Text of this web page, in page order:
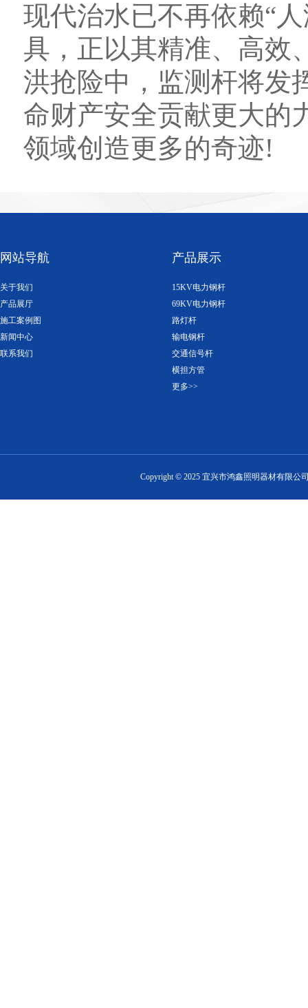
现代治水已不再依赖“
具，正以其精准、高效
洪抢险中，监测杆将发
命财产安全贡献更大的
领域创造更多的奇迹!
网站导航
关于我们
产品展厅
施工案例图
新闻中心
联系我们
产品展示
15KV电力钢杆
69KV电力钢杆
路灯杆
输电钢杆
交通信号杆
横担方管
更多>>
Copyright © 2025 宜兴市鸿鑫照明器材有限公